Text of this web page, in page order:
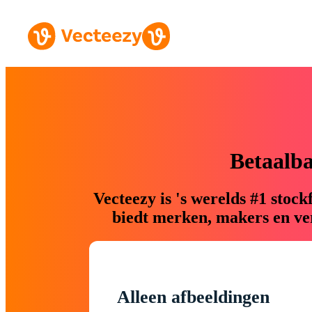
Vecteezy is 's werelds #1
biedt merken, makers en
Alleen afbeeldingen